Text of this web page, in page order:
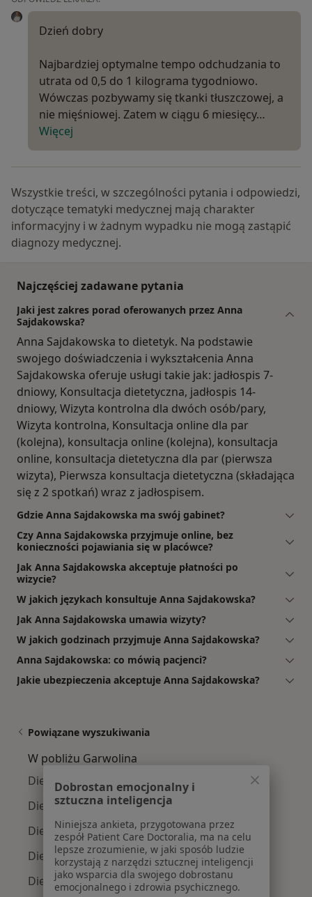
Dzień dobry
Najbardziej optymalne tempo odchudzania to
utrata od 0,5 do 1 kilograma tygodniowo.
Wówczas pozbywamy się tkanki tłuszczowej, a
nie mięśniowej. Zatem w ciągu 6 miesięcy…
Więcej
Wszystkie treści, w szczególności pytania i odpowiedzi,
dotyczące tematyki medycznej mają charakter
informacyjny i w żadnym wypadku nie mogą zastąpić
diagnozy medycznej.
Najczęściej zadawane pytania
Jaki jest zakres porad oferowanych przez Anna
Sajdakowska?
Anna Sajdakowska to dietetyk. Na podstawie
swojego doświadczenia i wykształcenia Anna
Sajdakowska oferuje usługi takie jak: jadłospis 7-
dniowy, Konsultacja dietetyczna, jadłospis 14-
dniowy, Wizyta kontrolna dla dwóch osób/pary,
Wizyta kontrolna, Konsultacja online dla par
(kolejna), konsultacja online (kolejna), konsultacja
online, konsultacja dietetyczna dla par (pierwsza
wizyta), Pierwsza konsultacja dietetyczna (składająca
się z 2 spotkań) wraz z jadłospisem.
Gdzie Anna Sajdakowska ma swój gabinet?
Czy Anna Sajdakowska przyjmuje online, bez
konieczności pojawiania się w placówce?
Jak Anna Sajdakowska akceptuje płatności po
wizycie?
W jakich językach konsultuje Anna Sajdakowska?
Jak Anna Sajdakowska umawia wizyty?
W jakich godzinach przyjmuje Anna Sajdakowska?
Anna Sajdakowska: co mówią pacjenci?
Jakie ubezpieczenia akceptuje Anna Sajdakowska?
Powiązane wyszukiwania
W pobliżu Garwolina
Dietetycy w Warszawie
Dietetycy w Piasecznie
Dietetycy w Otwocku
Dietetycy w Konstancinie-Jeziornie
Dietetycy w Starej Iwicznej
Dobrostan emocjonalny i
sztuczna inteligencja
Niniejsza ankieta, przygotowana przez
zespół Patient Care Doctoralia, ma na celu
lepsze zrozumienie, w jaki sposób ludzie
korzystają z narzędzi sztucznej inteligencji
jako wsparcia dla swojego dobrostanu
emocjonalnego i zdrowia psychicznego.